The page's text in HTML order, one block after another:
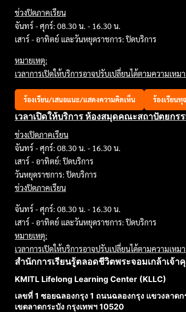
ช่วงปิดภาคเรียน
จันทร์ - ศุกร์: 08.30 น. - 16.30 น.
เสาร์ - อาทิตย์ และวันหยุดราชการ: ปิดบริการ
หมายเหตุ:
เวลาการเปิดให้บริการอาจปรับเปลี่ยนได้ตามความเหม
ร้องเรียน/เสนอแนะ/แสดงความคิดเห็น ร้องเรียนทุ
เวลาเปิดให้บริการ ห้องสมุดคณะสถาปัตยกร
ช่วงเปิดภาคเรียน
จันทร์ - ศุกร์: 08.30 น. - 16.30 น.
เสาร์ - อาทิตย์: ปิดบริการ
วันหยุดราชการ: ปิดบริการ
ช่วงปิดภาคเรียน
จันทร์ - ศุกร์: 08.30 น. - 16.30 น.
เสาร์ - อาทิตย์ และวันหยุดราชการ: ปิดบริการ
หมายเหตุ:
เวลาการเปิดให้บริการอาจปรับเปลี่ยนได้ตามความเหม
สำนักการเรียนรู้ตลอดชีวิตพระจอมเกล้าเจ้
KMITL Lifelong Learning Center (KLLC)
เลขที่ 1 ซอยฉลองกรุง 1 ถนนฉลองกรุง แขวงลาดก
เขตลาดกระบัง กรุงเทพฯ 10520